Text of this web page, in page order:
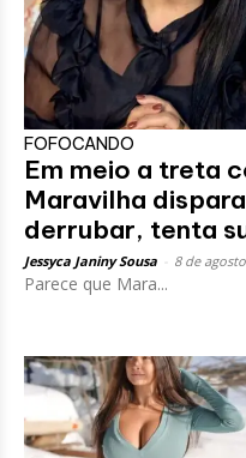
FOFOCANDO
Em meio a treta
Maravilha
derrubar, tenta
Jessyca Janiny Sousa 8 de
Parece que Mara...